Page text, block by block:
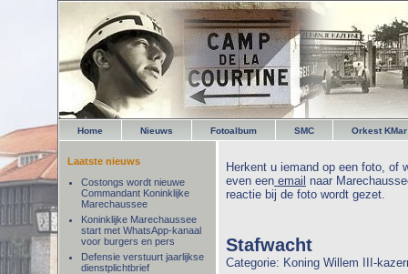
Home Nieuws Fotoalbum SMC Orkest KMar
Herkent u iemand op een foto, of
even een email naar
reactie bij de foto wordt gezet.
Stafwacht
Categorie: Koning Willem III-
Laatste nieuws
Costongs wordt nieuwe
Commandant Koninklijke
Marechaussee
Koninklijke Marechaussee
start met WhatsApp-kanaal
voor burgers en pers
Defensie verstuurt jaarlijkse
dienstplichtbrief